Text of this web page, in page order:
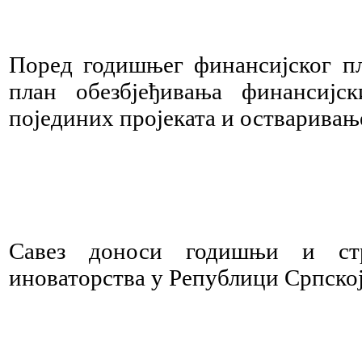
Поред годишњег финансијског
план обезбјеђивања
појединих пројеката и
Савез доноси годишњи и
иноваторства у Републици